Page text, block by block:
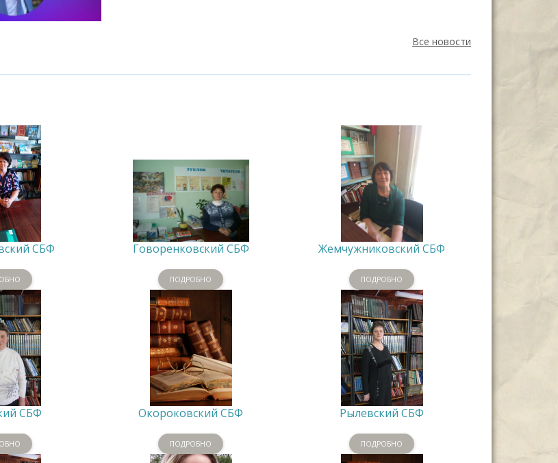
Все новости
СБФ Говоренковский СБФ
ПОДРОБНО
Жемчужниковский СБФ
ПОДРОБНО
СБФ Окороковский СБФ
ПОДРОБНО
Рылевский СБФ
ПОДРОБНО